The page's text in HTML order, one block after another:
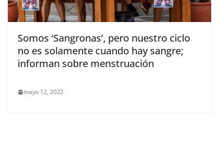
Somos ‘Sangronas’, pero nuestro ciclo
no es solamente cuando hay sangre;
informan sobre menstruación
mayo 12, 2022